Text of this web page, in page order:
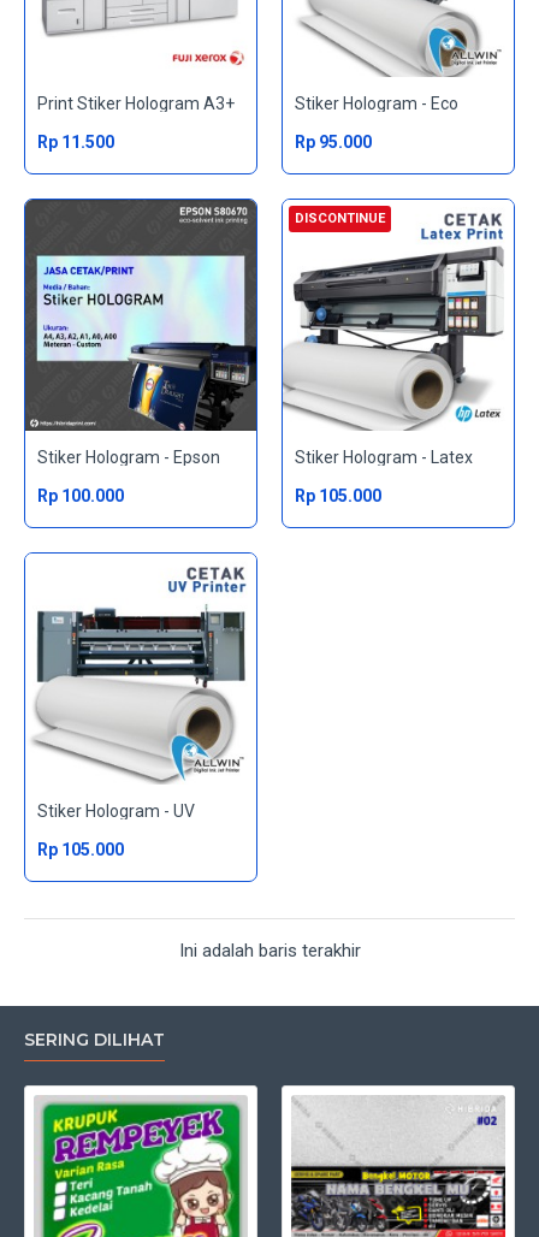
Print Stiker Hologram A3+
Rp 11.500
Stiker Hologram - Eco
Rp 95.000
Stiker Hologram - Epson
Rp 100.000
DISCONTINUE
Stiker Hologram - Latex
Rp 105.000
Stiker Hologram - UV
Rp 105.000
Ini adalah baris terakhir
SERING DILIHAT